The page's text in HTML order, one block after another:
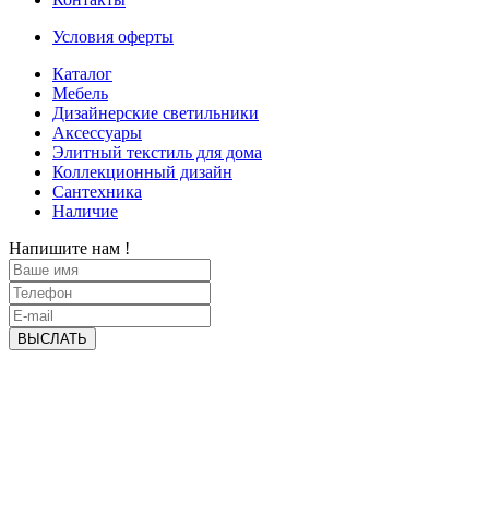
Условия оферты
Каталог
Мебель
Дизайнерские светильники
Аксессуары
Элитный текстиль для дома
Коллекционный дизайн
Сантехника
Наличие
Напишите нам !
ВЫСЛАТЬ